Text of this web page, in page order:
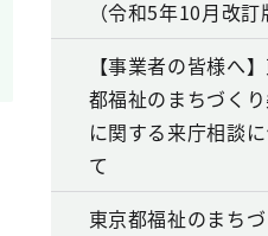
（令和5年10月改訂
【事業者の皆様へ
都福祉のまちづく
に関する来庁相談
て
東京都福祉のまち